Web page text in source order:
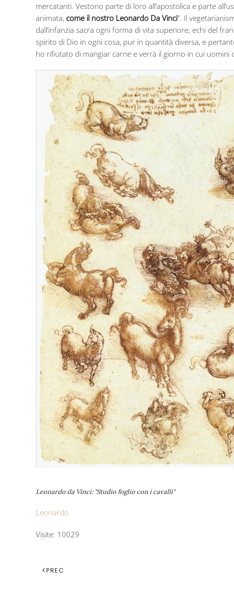
mercatanti. Vestono parte di loro all’apostolica e parte
animata, come il nostro Leonardo Da Vinci”. Il
dall’infanzia sacra ogni forma di vita superiore; echi del
spirito di Dio in ogni cosa, pur in quantità diversa, e
ho rifiutato di mangiar carne e verrà il giorno in cui uomini
Leonardo da Vinci: "Studio foglio con i cavalli"
Leonardo
Visite: 10029
PREC